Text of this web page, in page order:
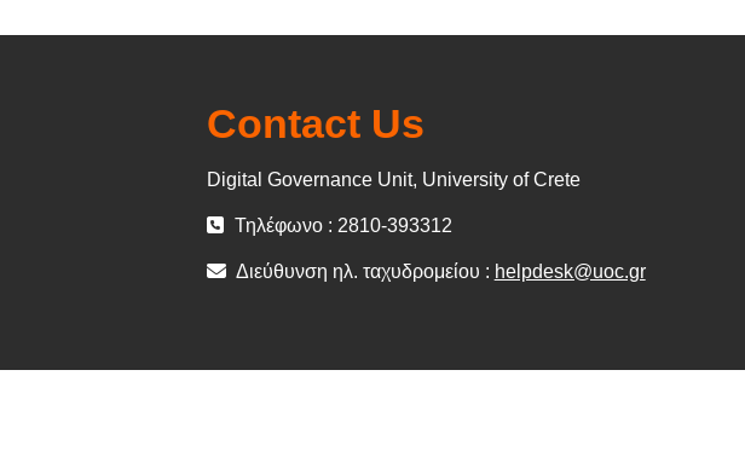
Contact Us
Digital Governance Unit, University of Crete
Τηλέφωνο : 2810-393312
Διεύθυνση ηλ. ταχυδρομείου : helpdesk@uoc.gr